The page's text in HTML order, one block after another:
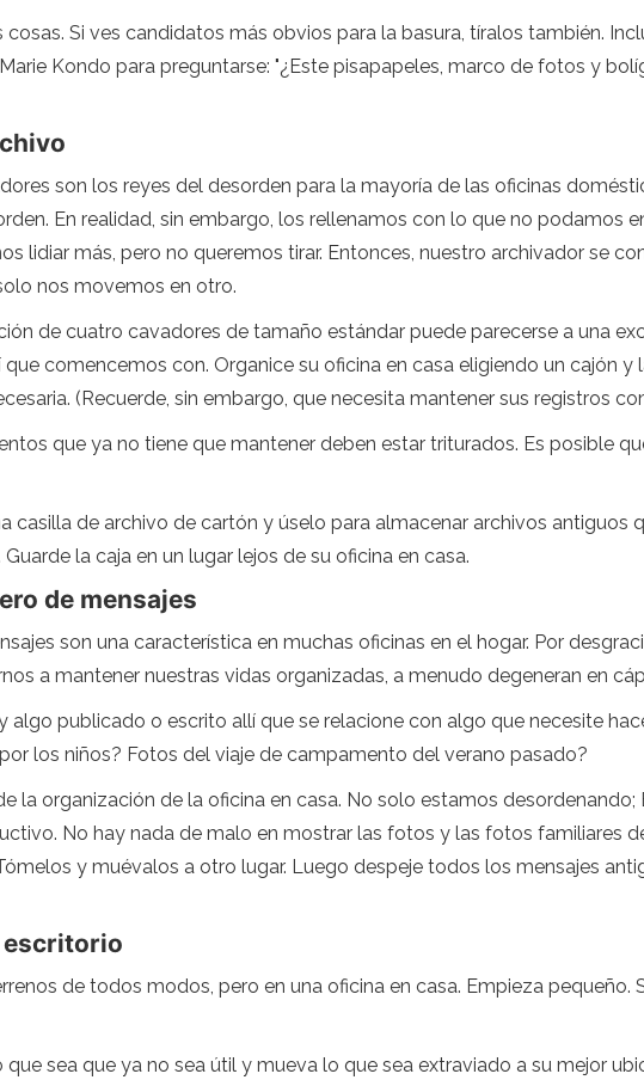
cosas. Si ves candidatos más obvios para la basura, tíralos también.
Kondo para preguntarse: "¿Este pisapapeles, marco de fotos y
son los reyes del desorden para la mayoría de las oficinas
En realidad, sin embargo, los rellenamos con lo que no podamos
lidiar más, pero no queremos tirar. Entonces, nuestro archivador se
nos movemos en otro.
de cuatro cavadores de tamaño estándar puede parecerse a una
que comencemos con. Organice su oficina en casa eligiendo un cajón
(Recuerde, sin embargo, que necesita mantener sus registros
que ya no tiene que mantener deben estar triturados. Es posible
casilla de archivo de cartón y úselo para almacenar archivos antiguos
la caja en un lugar lejos de su oficina en casa.
de mensajes
son una característica en muchas oficinas en el hogar. Por
a mantener nuestras vidas organizadas, a menudo degeneran en
algo publicado o escrito allí que se relacione con algo que necesite
los niños? Fotos del viaje de campamento del verano pasado?
la organización de la oficina en casa. No solo estamos
No hay nada de malo en mostrar las fotos y las fotos familiares
y muévalos a otro lugar. Luego despeje todos los mensajes
escritorio
de todos modos, pero en una oficina en casa. Empieza pequeño.
sea que ya no sea útil y mueva lo que sea extraviado a su mejor